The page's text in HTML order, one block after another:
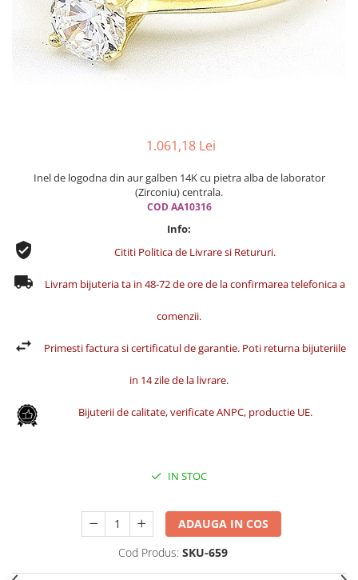
Cercei din aur dama
Cercei de aur lungi cu lant
Cercei din aur tortite
1.061,18 Lei
Inel de logodna din aur galben 14K cu pietra alba de laborator
(Zirconiu) centrala.
COD AA10316
Info:
Cititi Politica de Livrare si Retururi.
Livram bijuteria ta in 48-72 de ore de la confirmarea telefonica a
comenzii.
Primesti factura si certificatul de garantie. Poti returna bijuteriile
in 14 zile de la livrare.
Bijuterii de calitate, verificate ANPC, productie UE.
IN STOC
ADAUGA IN COS
Cod Produs: SKU-659